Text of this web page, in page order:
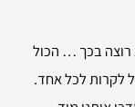
רוצה בכך … הכול
לקרות לכל אחד.